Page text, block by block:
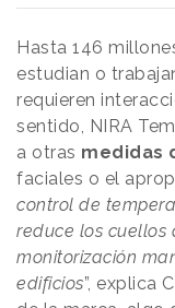
Hasta 146
estudian o
requieren
sentido, NIRA
a otras medidas
faciales o el
control de
reduce los cuellos
monitorización
edificios”, explica